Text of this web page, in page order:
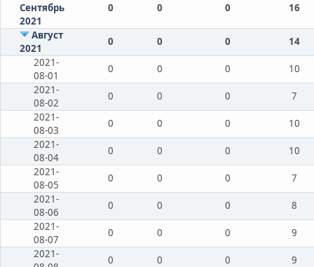
Сентябрь
2021
0 0 0 16
Август
2021
0 0 0
14
2021-
08-01
0 0 0
10
2021-
08-02
0 0 0
7
2021-
08-03
0 0 0
10
2021-
08-04
0 0 0
10
2021-
08-05
0 0 0
7
2021-
08-06
0 0 0
8
2021-
08-07
0 0 0
9
2021-
0 0 0 9